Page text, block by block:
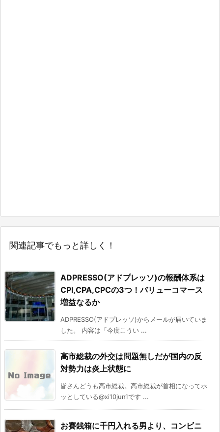
関連記事でもっと詳しく！
ADPRESSO(アドプレッソ)の報酬体系は
CPI,CPA,CPCの3つ！バリューコマース
増益なるか
ADPRESSO(アドプレッソ)からメールが届いていま
した。 内容は「今度こうい ...
高市総裁の外交は問題無しだが国内の反
対勢力は炎上状態に
皆さんどうも高市総裁。高市総裁が首相になってホ
ッとしている@xi10jun1です ...
お賽銭箱に千円入れる男より、コンビニ